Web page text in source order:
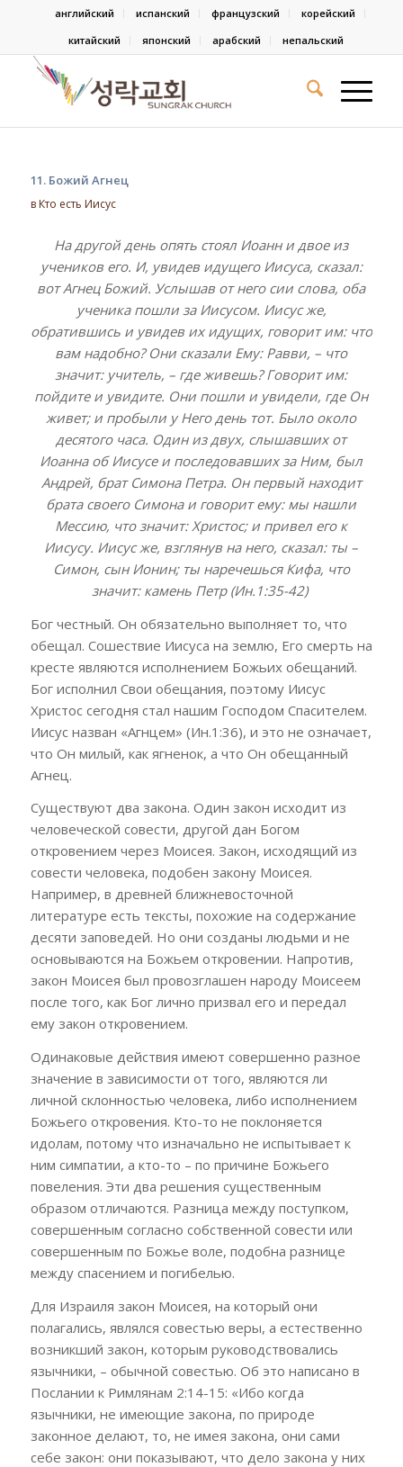
английский испанский французский
корейский
китайский
японский арабский непальский
11. Божий Агнец
в Кто есть Иисус
На другой день опять стоял Иоанн и двое из
учеников его. И, увидев идущего Иисуса, сказал:
вот Агнец Божий. Услышав от него сии слова, оба
ученика пошли за Иисусом. Иисус же,
обратившись и увидев их идущих, говорит им: что
вам надобно? Они сказали Ему: Равви, – что
значит: учитель, – где живешь? Говорит им:
пойдите и увидите. Они пошли и увидели, где Он
живет; и пробыли у Него день тот. Было около
десятого часа. Один из двух, слышавших от
Иоанна об Иисусе и последовавших за Ним, был
Андрей, брат Симона Петра. Он первый находит
брата своего Симона и говорит ему: мы нашли
Мессию, что значит: Христос; и привел его к
Иисусу. Иисус же, взглянув на него, сказал: ты –
Симон, сын Ионин; ты наречешься Кифа, что
значит: камень Петр (Ин.1:35-42)
Бог честный. Он обязательно выполняет то, что
обещал. Сошествие Иисуса на землю, Его смерть на
кресте являются исполнением Божьих обещаний.
Бог исполнил Свои обещания, поэтому Иисус
Христос сегодня стал нашим Господом Спасителем.
Иисус назван «Агнцем» (Ин.1:36), и это не означает,
что Он милый, как ягненок, а что Он обещанный
Агнец.
Существуют два закона. Один закон исходит из
человеческой совести, другой дан Богом
откровением через Моисея. Закон, исходящий из
совести человека, подобен закону Моисея.
Например, в древней ближневосточной
литературе есть тексты, похожие на содержание
десяти заповедей. Но они созданы людьми и не
основываются на Божьем откровении. Напротив,
закон Моисея был провозглашен народу Моисеем
после того, как Бог лично призвал его и передал
ему закон откровением.
Одинаковые действия имеют совершенно разное
значение в зависимости от того, являются ли
личной склонностью человека, либо исполнением
Божьего откровения. Кто-то не поклоняется
идолам, потому что изначально не испытывает к
ним симпатии, а кто-то – по причине Божьего
повеления. Эти два решения существенным
образом отличаются. Разница между поступком,
совершенным согласно собственной совести или
совершенным по Божье воле, подобна разнице
между спасением и погибелью.
Для Израиля закон Моисея, на который они
полагались, являлся совестью веры, а естественно
возникший закон, которым руководствовались
язычники, – обычной совестью. Об это написано в
Послании к Римлянам 2:14-15: «Ибо когда
язычники, не имеющие закона, по природе
законное делают, то, не имея закона, они сами
себе закон: они показывают, что дело закона у них